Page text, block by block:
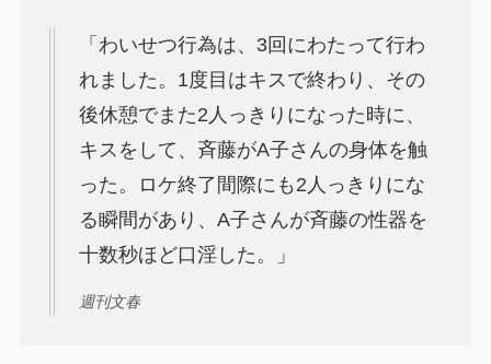
「わいせつ行為は、3回にわたって行わ
れました。1度目はキスで終わり、その
後休憩でまた2人っきりになった時に、
キスをして、斉藤がA子さんの身体を触
った。ロケ終了間際にも2人っきりにな
る瞬間があり、A子さんが斉藤の性器を
十数秒ほど口淫した。」
週刊文春